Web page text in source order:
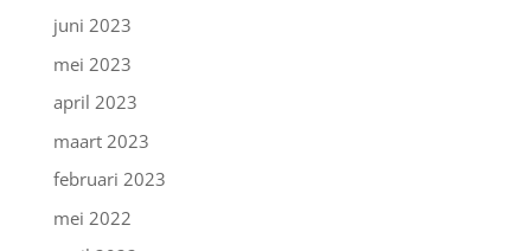
juni 2023
mei 2023
april 2023
maart 2023
februari 2023
mei 2022